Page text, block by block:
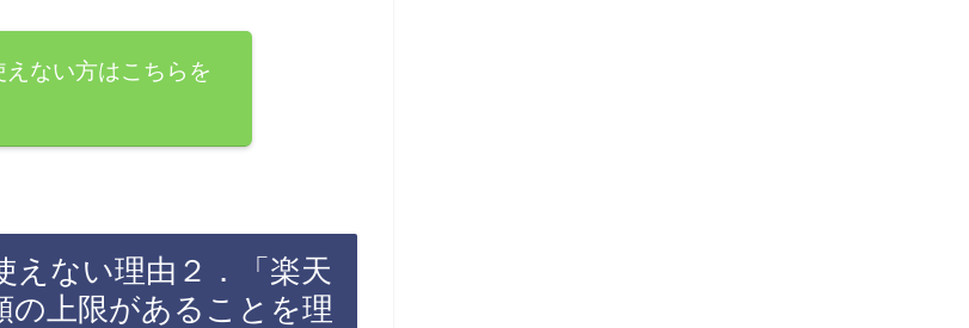
ない方はこちらを
えない理由２．「楽天
の上限があることを理